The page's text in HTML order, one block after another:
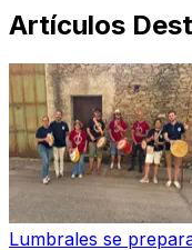
Artículos
Lumbrales se